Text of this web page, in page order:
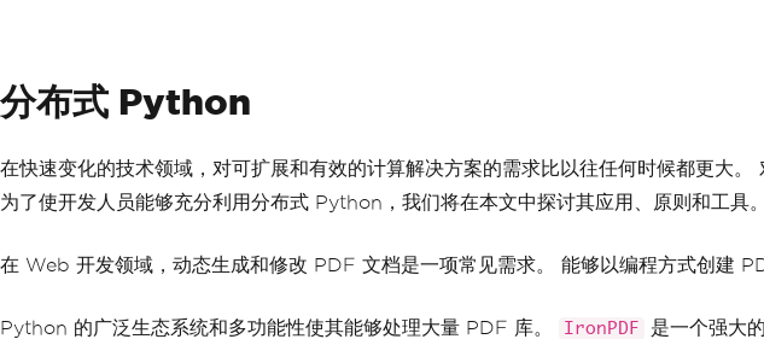
分布式 Python
在快速变化的技术领域，对可扩展和有效的计算解决方案的需求比以往任何时候都更大
为了使开发人员能够充分利用分布式 Python，我们将在本文中探讨其应用、原则和工具。
在 Web 开发领域，动态生成和修改 PDF 文档是一项常见需求。 能够以编程方式创建
Python 的广泛生态系统和多功能性使其能够处理大量 PDF 库。 IronPDF
是一个强大